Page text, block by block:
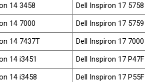
14 3458
Dell Inspiron 17 5758
14 7000
Dell Inspiron 17 5759
14 7437T
Dell Inspiron 17 7000
14 i3451
Dell Inspiron 17 P47F
14 i3458
Dell Inspiron 17 P55F